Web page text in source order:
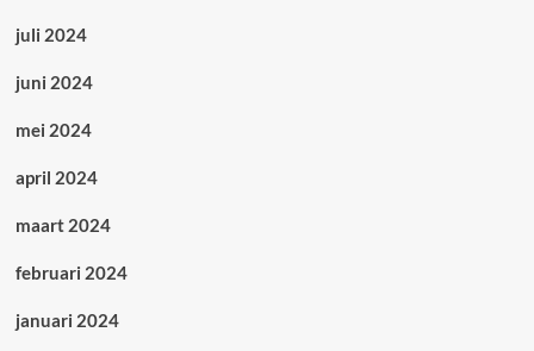
juli 2024
juni 2024
mei 2024
april 2024
maart 2024
februari 2024
januari 2024